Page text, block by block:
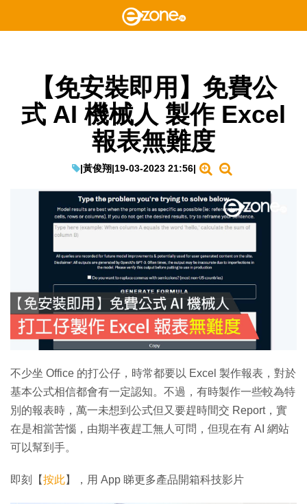
【免安裝即用】免費公
式 AI 機械人 製作 Excel
報表無難度
|黃俊翔|19-03-2023 21:56|
不少坐 Office 的打公仔，時常都要以 Excel 製作報表，對於
基本公式相信都會有一定認知。不過，有時製作一些較為特
別的報表時，萬一未想到公式但又要趕時間交 Report，實
在是相當苦惱，由期半夜趕工無人可問，但現在有 AI 網站
可以幫到手。
即刻【按此】，用 App 睇更多產品開箱科技影片